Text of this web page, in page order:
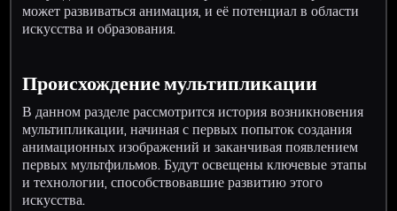
может развиваться анимация, и её потенциал в области
искусства и образования.
Происхождение мультипликации
В данном разделе рассмотрится история возникновения
мультипликации, начиная с первых попыток создания
анимационных изображений и заканчивая появлением
первых мультфильмов. Будут освещены ключевые этапы
и технологии, способствовавшие развитию этого
искусства.